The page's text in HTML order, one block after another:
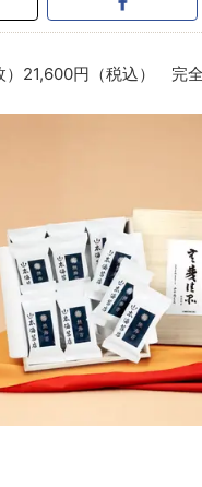
）21,600円（税込） 完